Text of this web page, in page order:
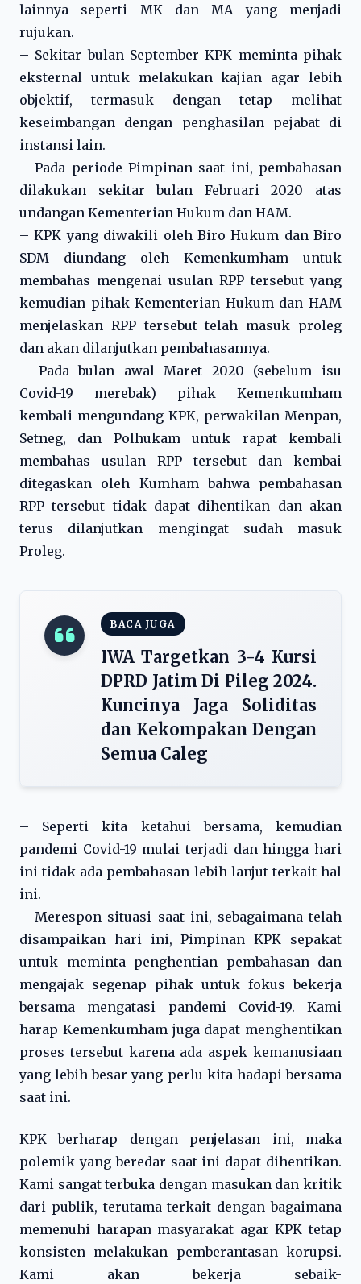
lainnya seperti MK dan MA yang menjadi
rujukan.
– Sekitar bulan September KPK meminta pihak
eksternal untuk melakukan kajian agar lebih
objektif, termasuk dengan tetap melihat
keseimbangan dengan penghasilan pejabat di
instansi lain.
– Pada periode Pimpinan saat ini, pembahasan
dilakukan sekitar bulan Februari 2020 atas
undangan Kementerian Hukum dan HAM.
– KPK yang diwakili oleh Biro Hukum dan Biro
SDM diundang oleh Kemenkumham untuk
membahas mengenai usulan RPP tersebut yang
kemudian pihak Kementerian Hukum dan HAM
menjelaskan RPP tersebut telah masuk proleg
dan akan dilanjutkan pembahasannya.
– Pada bulan awal Maret 2020 (sebelum isu
Covid-19 merebak) pihak Kemenkumham
kembali mengundang KPK, perwakilan Menpan,
Setneg, dan Polhukam untuk rapat kembali
membahas usulan RPP tersebut dan kembai
ditegaskan oleh Kumham bahwa pembahasan
RPP tersebut tidak dapat dihentikan dan akan
terus dilanjutkan mengingat sudah masuk
Proleg.
BACA JUGA
IWA Targetkan 3-4 Kursi
DPRD Jatim Di Pileg 2024.
Kuncinya Jaga Soliditas
dan Kekompakan Dengan
Semua Caleg
– Seperti kita ketahui bersama, kemudian
pandemi Covid-19 mulai terjadi dan hingga hari
ini tidak ada pembahasan lebih lanjut terkait hal
ini.
– Merespon situasi saat ini, sebagaimana telah
disampaikan hari ini, Pimpinan KPK sepakat
untuk meminta penghentian pembahasan dan
mengajak segenap pihak untuk fokus bekerja
bersama mengatasi pandemi Covid-19. Kami
harap Kemenkumham juga dapat menghentikan
proses tersebut karena ada aspek kemanusiaan
yang lebih besar yang perlu kita hadapi bersama
saat ini.
KPK berharap dengan penjelasan ini, maka
polemik yang beredar saat ini dapat dihentikan.
Kami sangat terbuka dengan masukan dan kritik
dari publik, terutama terkait dengan bagaimana
memenuhi harapan masyarakat agar KPK tetap
konsisten melakukan pemberantasan korupsi.
Kami akan bekerja sebaik-